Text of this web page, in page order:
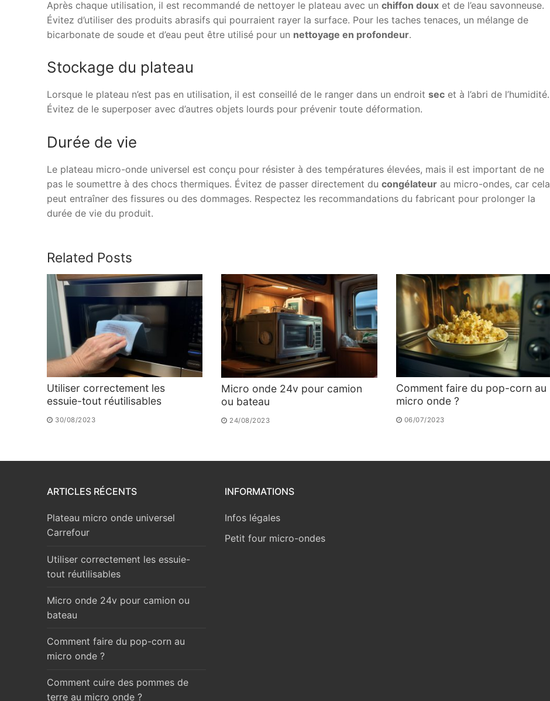
Après chaque utilisation, il est recommandé de nettoyer le plateau avec un chiffon doux et de l’eau savonneuse.
Évitez d’utiliser des produits abrasifs qui pourraient rayer la surface. Pour les taches tenaces, un mélange de
bicarbonate de soude et d’eau peut être utilisé pour un nettoyage en profondeur.
Stockage du plateau
Lorsque le plateau n’est pas en utilisation, il est conseillé de le ranger dans un endroit sec et à l’abri de l’humidité.
Évitez de le superposer avec d’autres objets lourds pour prévenir toute déformation.
Durée de vie
Le plateau micro-onde universel est conçu pour résister à des températures élevées, mais il est important de ne
pas le soumettre à des chocs thermiques. Évitez de passer directement du congélateur au micro-ondes, car cela
peut entraîner des fissures ou des dommages. Respectez les recommandations du fabricant pour prolonger la
durée de vie du produit.
Related Posts
Utiliser correctement les
essuie-tout réutilisables
30/08/2023
Micro onde 24v pour camion
ou bateau
24/08/2023
Comment faire du pop-corn au
micro onde ?
06/07/2023
ARTICLES RÉCENTS
Plateau micro onde universel
Carrefour
Utiliser correctement les essuie-
tout réutilisables
Micro onde 24v pour camion ou
bateau
Comment faire du pop-corn au
micro onde ?
Comment cuire des pommes de
terre au micro onde ?
INFORMATIONS
Infos légales
Petit four micro-ondes